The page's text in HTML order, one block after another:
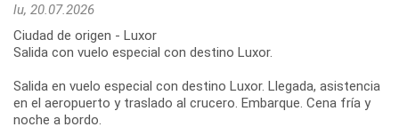
lu, 20.07.2026
Ciudad de origen - Luxor
Salida con vuelo especial con destino Luxor.
Salida en vuelo especial con destino Luxor. Llegada, asistencia
en el aeropuerto y traslado al crucero. Embarque. Cena fría y
noche a bordo.